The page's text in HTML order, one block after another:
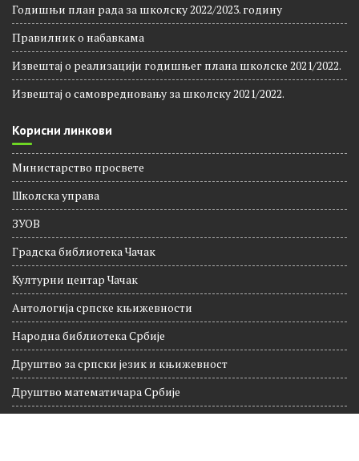
Годишњи план рада за школску 2022/2023. годину
Правилник о набавкама
Извештај о реализацији годишњег плана школске 2021/2022.
Извештај о самовредновању за школску 2021/2022.
Корисни линкови
Министарство просвете
Школска управа
ЗУОВ
Градска библиотека Чачак
Културни центар Чачак
Антологија српске књижевности
Народна библиотека Србије
Друштво за српски језик и књижевност
Друштво математичара Србије